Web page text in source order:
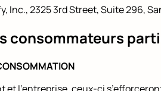
Inc., 2325 3rd Street, Suite 296,
consommateurs